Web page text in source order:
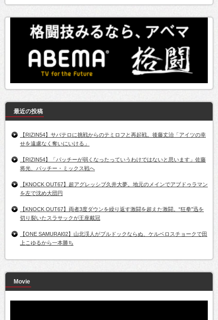
最近の投稿
【RIZIN54】サバテロに挑戦からのテミロフと再起戦。後藤丈治「アイツの幸
せを遠慮なく奪いにいける」
【RIZIN54】「パッチーが弱くなったっていうわけではないと思います」佐藤
将光、パッチー・ミックス戦へ
【KNOCK OUT67】超アグレッシブ久井大夢。地元のメインでアブドゥラマン
を左で沈め大団円
【KNOCK OUT67】両者3度ダウンを繰り返す激闘を超えた激闘。“狂拳”迅を
切り裂いたスラサックが王座戴冠
【ONE SAMURAI02】山北渓人がブルドックならぬ、ケルベロスチョークで田
上こゆるから一本勝ち
Movie